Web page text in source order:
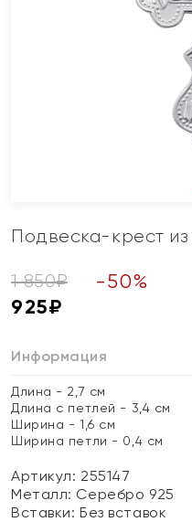
Подвеска-крест
1 850₽ -50%
925₽
Информация
Длина - 2,7 см
Длина с петлей - 3,4 см
Ширина - 1,6 см
Ширина петли - 0,4 см
Артикул: 255147
Металл: Серебро 925
Вставки:Без вставок